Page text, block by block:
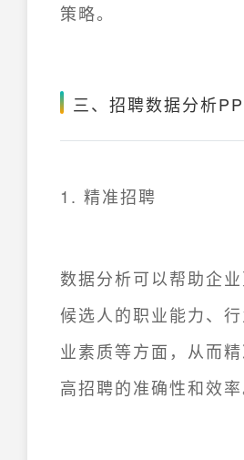
策略。
三、招聘数据分析
1. 精准招聘
数据分析可以帮助企
候选人的职业能力、
业素质等方面，从而
高招聘的准确性和效率